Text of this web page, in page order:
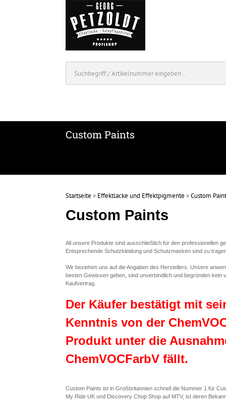
Custom Paints
Startseite » Effektlacke und Effektpigmente »Custom
Custom Paints
All unsere Produkte sind ausschließlich für den professionellen
Entsprechende Schutzkleidung und Schutzmasken sind zu
Wir beziehen uns auf die Angaben des Herstellers. Unsere
besten Gewissen geben, sind unverbindlich und begründen
Kaufvertrag.
Der Käufer bestätigt mit
Kenntnis von der
Produkt unter die
ChemVOCFarbV fällt.
Custom Paints ist in Großbritannien schnell die Nummer 1 für
My Ride UK und Discovery Chop Shop auf MTV, ist deren